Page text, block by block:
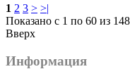
1 2 3 > >|
Показано с 1 по 60 из
Вверх
Информация